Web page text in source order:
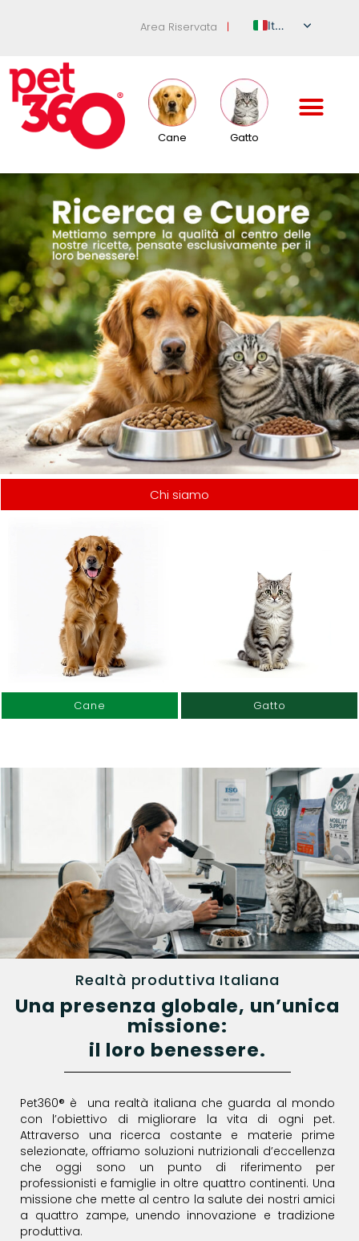
Area Riservata |
Italian
French
Cane Gatto
Chi siamo
Cane Gatto
Realtà produttiva Italiana
Una presenza globale, un’unica
missione:
il loro benessere.
Pet360® è una realtà italiana che guarda al mondo
con l’obiettivo di migliorare la vita di ogni pet.
Attraverso una ricerca costante e materie prime
selezionate, offriamo soluzioni nutrizionali d’eccellenza
che oggi sono un punto di riferimento per
professionisti e famiglie in oltre quattro continenti. Una
missione che mette al centro la salute dei nostri amici
a quattro zampe, unendo innovazione e tradizione
produttiva.